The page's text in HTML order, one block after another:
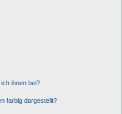
ihnen bei?
farbig dargestellt?